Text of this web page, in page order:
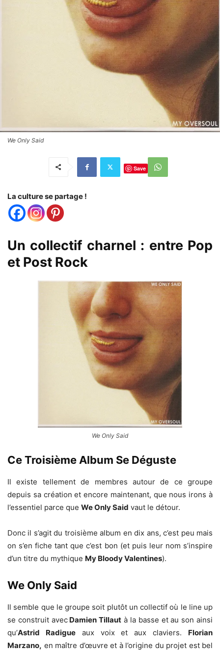
We Only Said
Save
La culture se partage !
Un collectif charnel : entre Pop
et Post Rock
We Only Said
Ce Troisième Album Se Déguste
Il existe tellement de membres autour de ce groupe
depuis sa création et encore maintenant, que nous irons à
l’essentiel parce que We Only Said vaut le détour.
Donc il s’agit du troisième album en dix ans, c’est peu mais
on s’en fiche tant que c’est bon (et puis leur nom s’inspire
d’un titre du mythique My Bloody Valentines).
We Only Said
Il semble que le groupe soit plutôt un collectif où le line up
se construit avecDamien Tillaut à la basse et au son ainsi
qu’Astrid Radigueaux voix et aux claviers. Florian
Marzano, en maître d’œuvre et à l’origine du projet est bel